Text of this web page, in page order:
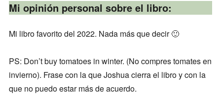
Mi opinión personal sobre el libro:
Mi libro favorito del 2022. Nada más que decir 🙂
PS: Don’t buy tomatoes in winter. (No compres tomates en
invierno). Frase con la que Joshua cierra el libro y con la
que no puedo estar más de acuerdo.